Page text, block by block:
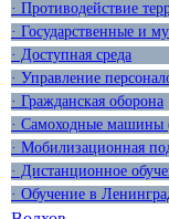
· Противодействие
· Государственные и
· Доступная среда
· Управление
· Гражданская оборона
· Самоходные машины
· Мобилизационная
· Дистанционное
· Обучение в